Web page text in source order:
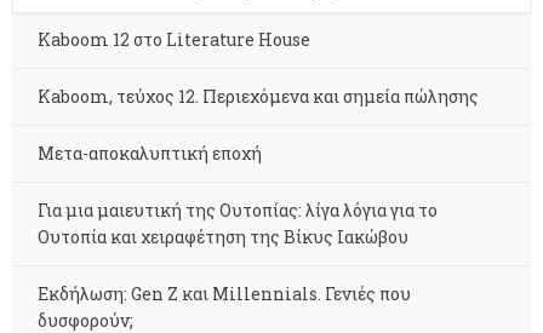
Kaboom 12 στο Literature House
Kaboom, τεύχος 12. Περιεχόμενα και σημεία πώλησης
Μετα-αποκαλυπτική εποχή
Για μια μαιευτική της Ουτοπίας: λίγα λόγια για το
Ουτοπία και χειραφέτηση της Βίκυς Ιακώβου
Εκδήλωση: Gen Z και Millennials. Γενιές που
δυσφορούν;